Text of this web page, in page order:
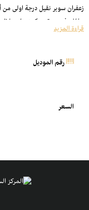
زعفران سوبر نقيل درجة اولى من
مغلف في عبوة محكمه ، ليحتفظ
يأتي مغلف بأناقة، ليكون مثالي
العالي.
قراءة المزيد
رقم الموديل
السعر